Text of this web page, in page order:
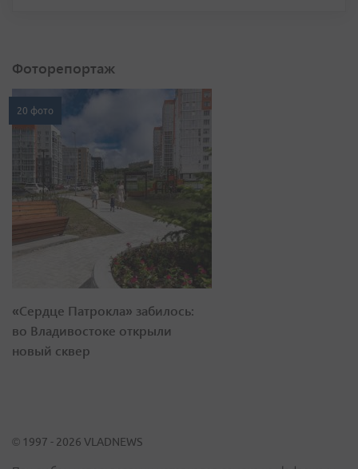
Фоторепортаж
20 фото
«Сердце Патрокла» забилось:
во Владивостоке открыли
новый сквер
© 1997 - 2026 VLADNEWS